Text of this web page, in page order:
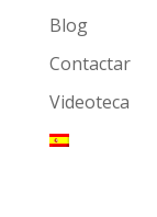
Blog
Contactar
Videoteca